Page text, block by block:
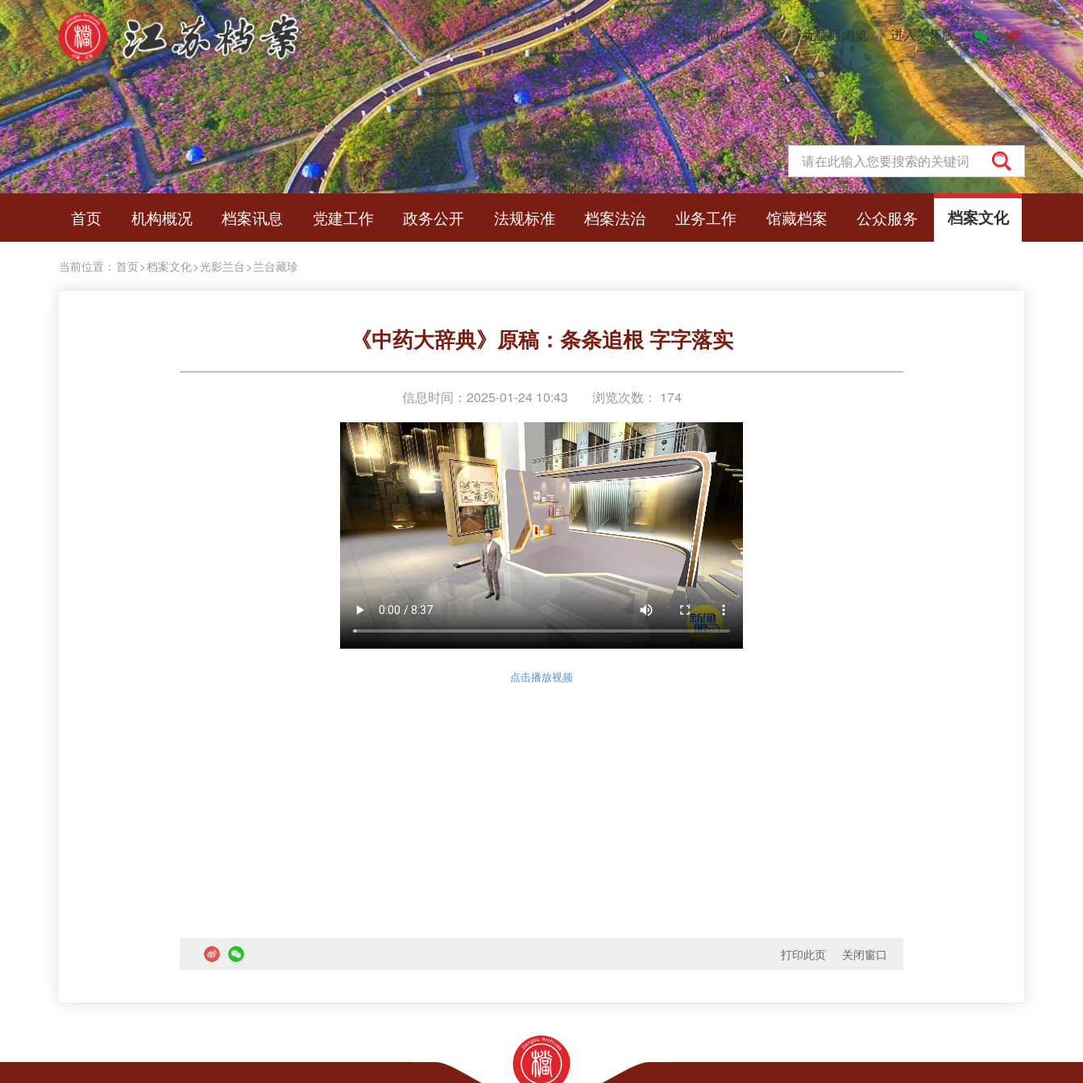
简体 丨 繁体 丨 无障碍浏览 丨 进入关怀版
首页 机构概况 档案讯息 党建工作 政务公开 法规标准 档案法治 业务工作 馆藏档案 公众服务 档案文化
当前位置： 首页>档案文化>光影兰台>兰台藏珍
《中药大辞典》原稿：条条追根 字字落实
信息时间：2025-01-24 10:43 浏览次数： 174
点击播放视频
打印此页 关闭窗口